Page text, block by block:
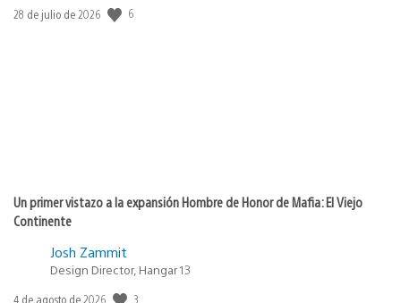
Fecha
28 de julio de 2026 6
Un primer vistazo a la expansión Hombre de Honor de Mafia: El Viejo
Continente
Josh Zammit
Design Director, Hangar 13
Fecha
4 de agosto de 2026 3